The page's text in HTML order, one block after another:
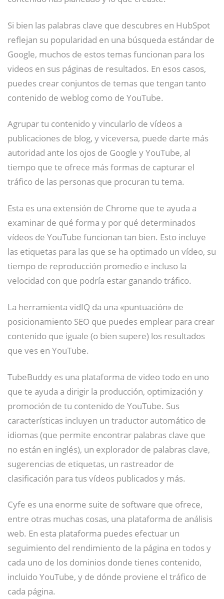
Si bien las palabras clave que descubres en HubSpot
reflejan su popularidad en una búsqueda estándar de
Google, muchos de estos temas funcionan para los
videos en sus páginas de resultados. En esos casos,
puedes crear conjuntos de temas que tengan tanto
contenido de weblog como de YouTube.
Agrupar tu contenido y vincularlo de vídeos a
publicaciones de blog, y viceversa, puede darte más
autoridad ante los ojos de Google y YouTube, al
tiempo que te ofrece más formas de capturar el
tráfico de las personas que procuran tu tema.
Esta es una extensión de Chrome que te ayuda a
examinar de qué forma y por qué determinados
vídeos de YouTube funcionan tan bien. Esto incluye
las etiquetas para las que se ha optimado un vídeo, su
tiempo de reproducción promedio e incluso la
velocidad con que podría estar ganando tráfico.
La herramienta vidIQ da una «puntuación» de
posicionamiento SEO que puedes emplear para crear
contenido que iguale (o bien supere) los resultados
que ves en YouTube.
TubeBuddy es una plataforma de video todo en uno
que te ayuda a dirigir la producción, optimización y
promoción de tu contenido de YouTube. Sus
características incluyen un traductor automático de
idiomas (que permite encontrar palabras clave que
no están en inglés), un explorador de palabras clave,
sugerencias de etiquetas, un rastreador de
clasificación para tus vídeos publicados y más.
Cyfe es una enorme suite de software que ofrece,
entre otras muchas cosas, una plataforma de análisis
web. En esta plataforma puedes efectuar un
seguimiento del rendimiento de la página en todos y
cada uno de los dominios donde tienes contenido,
incluido YouTube, y de dónde proviene el tráfico de
cada página.